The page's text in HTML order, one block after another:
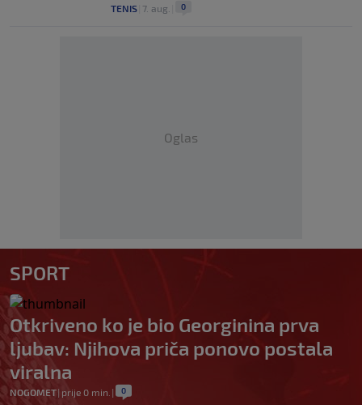
TENIS 7. aug. 0
Oglas
SPORT
Otkriveno ko je bio Georginina prva
ljubav: Njihova priča ponovo postala
viralna
NOGOMET| prije 0 min. | 0